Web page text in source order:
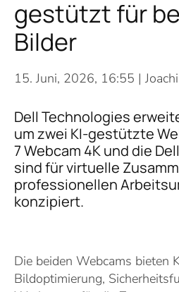
gestützt für
Bilder
15. Juni, 2026, 16:55 |
Dell Technologies
um zwei KI-gestützte
7 Webcam 4K und die
sind für virtuelle
professionellen
konzipiert.
Die beiden Webcams bieten
Bildoptimierung,